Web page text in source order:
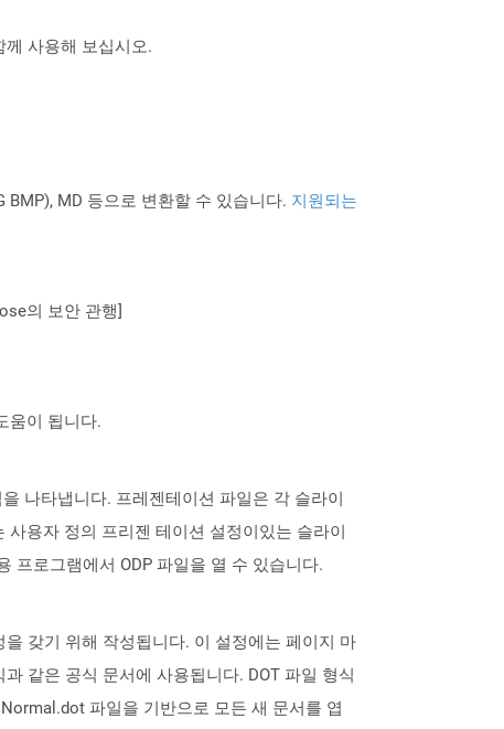
사용해 보십시오.
BMP), MD 등으로 변환할 수 있습니다. 지원되는
의 보안 관행]
움이 됩니다.
나타냅니다. 프레젠테이션 파일은 각 슬라이
용자 정의 프리젠 테이션 설정이있는 슬라이
프로그램에서 ODP 파일을 열 수 있습니다.
갖기 위해 작성됩니다. 이 설정에는 페이지 마
같은 공식 문서에 사용됩니다. DOT 파일 형식
파일을 기반으로 모든 새 문서를 엽